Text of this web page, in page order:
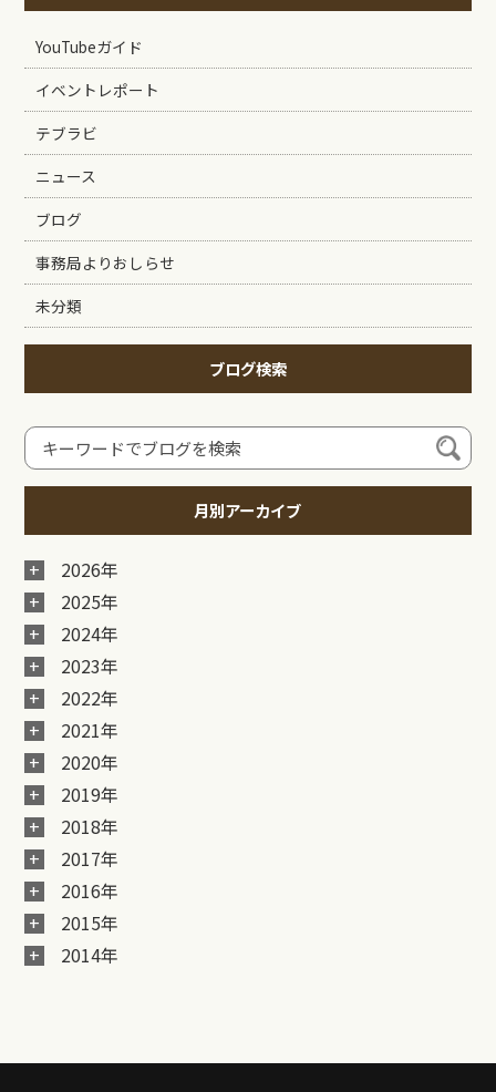
YouTubeガイド
イベントレポート
テブラビ
ニュース
ブログ
事務局よりおしらせ
未分類
ブログ検索
月別アーカイブ
2026年
2025年
2024年
2023年
2022年
2021年
2020年
2019年
2018年
2017年
2016年
2015年
2014年